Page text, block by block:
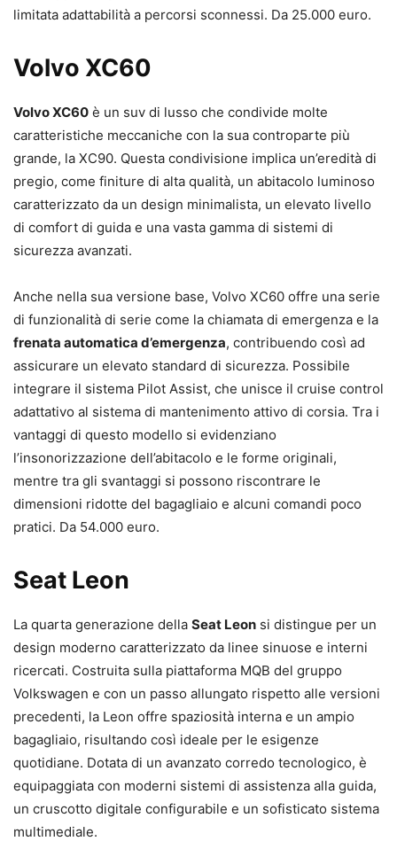
limitata adattabilità a percorsi sconnessi. Da 25.000 euro.
Volvo XC60
Volvo XC60 è un suv di lusso che condivide molte
caratteristiche meccaniche con la sua controparte più
grande, la XC90. Questa condivisione implica un’eredità di
pregio, come finiture di alta qualità, un abitacolo luminoso
caratterizzato da un design minimalista, un elevato livello
di comfort di guida e una vasta gamma di sistemi di
sicurezza avanzati.
Anche nella sua versione base, Volvo XC60 offre una serie
di funzionalità di serie come la chiamata di emergenza e la
frenata automatica d’emergenza, contribuendo così ad
assicurare un elevato standard di sicurezza. Possibile
integrare il sistema Pilot Assist, che unisce il cruise control
adattativo al sistema di mantenimento attivo di corsia. Tra i
vantaggi di questo modello si evidenziano
l’insonorizzazione dell’abitacolo e le forme originali,
mentre tra gli svantaggi si possono riscontrare le
dimensioni ridotte del bagagliaio e alcuni comandi poco
pratici. Da 54.000 euro.
Seat Leon
La quarta generazione della Seat Leon si distingue per un
design moderno caratterizzato da linee sinuose e interni
ricercati. Costruita sulla piattaforma MQB del gruppo
Volkswagen e con un passo allungato rispetto alle versioni
precedenti, la Leon offre spaziosità interna e un ampio
bagagliaio, risultando così ideale per le esigenze
quotidiane. Dotata di un avanzato corredo tecnologico, è
equipaggiata con moderni sistemi di assistenza alla guida,
un cruscotto digitale configurabile e un sofisticato sistema
multimediale.